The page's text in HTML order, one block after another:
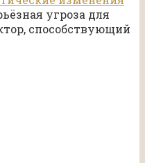
угроза для
способствующий